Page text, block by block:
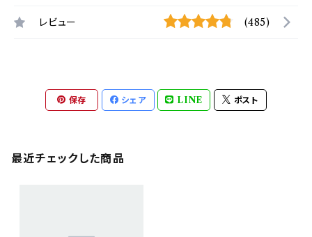
レビュー (485)
保存 シェア LINE ポスト
最近チェックした商品